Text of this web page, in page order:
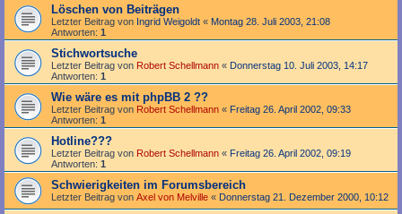
Löschen von Beiträgen
Letzter Beitrag von Ingrid Weigoldt « Montag 28. Juli 2003, 21:08
Antworten: 1
Stichwortsuche
Letzter Beitrag von Robert Schellmann « Donnerstag 10. Juli 2003, 14:17
Antworten: 1
Wie wäre es mit phpBB 2 ??
Letzter Beitrag von Robert Schellmann « Freitag 26. April 2002, 09:33
Antworten: 1
Hotline???
Letzter Beitrag von Robert Schellmann « Freitag 26. April 2002, 09:19
Antworten: 1
Schwierigkeiten im Forumsbereich
Letzter Beitrag von Axel von Melville « Donnerstag 21. Dezember 2000, 10:12